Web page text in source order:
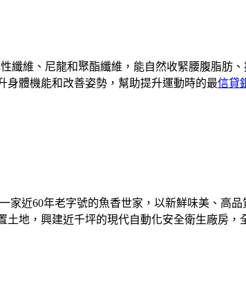
纖維、尼龍和聚酯纖維，能自然收緊腰腹脂肪
身體機能和改善姿勢，幫助提升運動時的最信貸
家近60年老字號的魚香世家，以新鮮味美、高品
地，興建近千坪的現代自動化安全衛生廠房